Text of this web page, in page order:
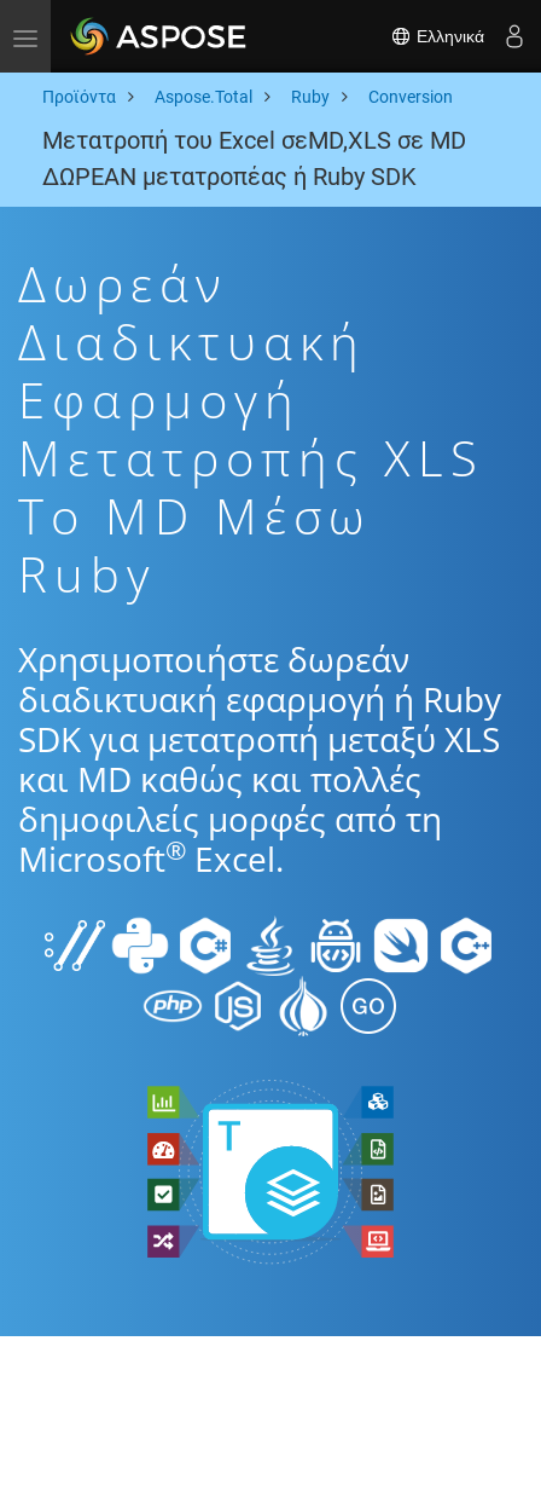
Toggle navigation Ελληνικά
Προϊόντα Aspose.Total Ruby Conversion
Μετατροπή του Excel σεMD,XLS σε MD
ΔΩΡΕΑΝ μετατροπέας ή Ruby SDK
Δωρεάν
Διαδικτυακή
Εφαρμογή
Μετατροπής XLS
To MD Μέσω
Ruby
Χρησιμοποιήστε δωρεάν
διαδικτυακή εφαρμογή ή Ruby
SDK για μετατροπή μεταξύ XLS
και MD καθώς και πολλές
δημοφιλείς μορφές από τη
Microsoft® Excel.